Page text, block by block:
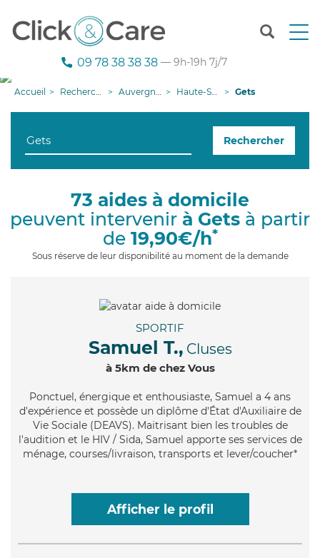
T
n
g
i
09 78 38 38 38 — 9h-19h 7j/7
Accueil Recherche aide à domicile Auvergne-Rhône-Alpes Haute-Savoie Gets
Rechercher
73 aides à domicile
peuvent intervenir à Gets à partir
de 19,90€/h*
Sous réserve de leur disponibilité au moment de la demande
SPORTIF
Samuel T., Cluses
à 5km de chez Vous
Ponctuel , énergique et enthousiaste, Samuel a 4 ans
d'expérience et possède un diplôme d'État d'Auxiliaire de
Vie Sociale (DEAVS). Maitrisant bien les troubles de
l'audition et le HIV / Sida, Samuel apporte ses services de
ménage, courses/livraison, transports et lever/coucher*
Afficher le profil